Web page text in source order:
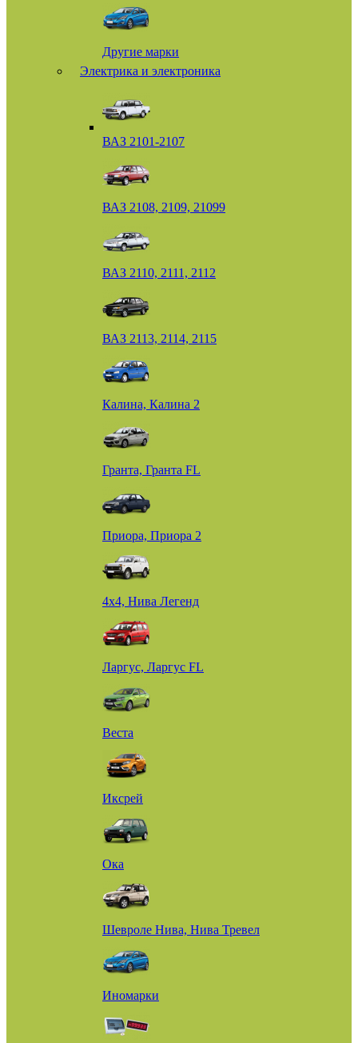
Другие марки
Электрика и электроника
ВАЗ 2101-2107
ВАЗ 2108, 2109, 21099
ВАЗ 2110, 2111, 2112
ВАЗ 2113, 2114, 2115
Калина, Калина 2
Гранта, Гранта FL
Приора, Приора 2
4х4, Нива Легенд
Ларгус, Ларгус FL
Веста
Иксрей
Ока
Шевроле Нива, Нива Тревел
Иномарки